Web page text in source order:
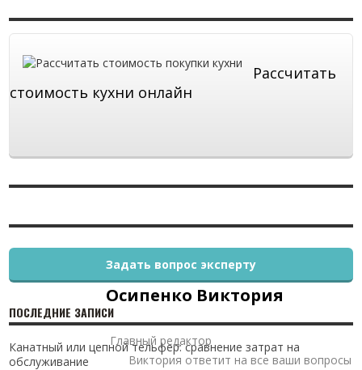
Рассчитать
стоимость кухни онлайн
Осипенко Виктория
Главный редактор
Виктория ответит на все ваши вопросы
Задать вопрос эксперту
ПОСЛЕДНИЕ ЗАПИСИ
Канатный или цепной тельфер: сравнение затрат на
обслуживание